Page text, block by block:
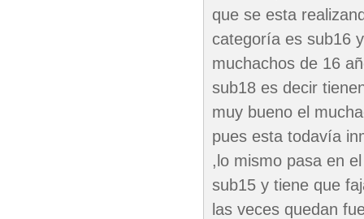
que se esta
categoría es sub16
muchachos de 16
sub18 es decir
muy bueno el
pues esta todavía
,lo mismo pasa en
sub15 y tiene que
las veces quedan